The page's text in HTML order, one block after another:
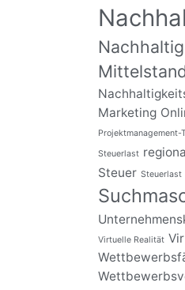
Marketing
Projektmanagement-
Steuerlast
Steuer Steuerlast
Virtuelle Realität